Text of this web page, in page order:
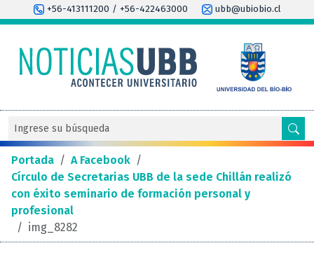
+56-413111200 / +56-422463000 ubb@ubiobio.cl
Portada / A Facebook /
Círculo de Secretarias UBB de la sede Chillán realizó
con éxito seminario de formación personal y
profesional
/ img_8282